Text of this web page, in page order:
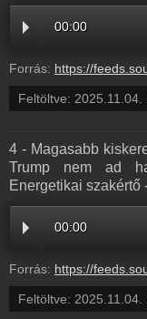
00:00
Forrás: https://feeds.soundcloud.com/stream/
Feltöltve: 2025.11.04.
4 - Magasabb
Trump nem ad
Energetikai szakértő
00:00
Forrás: https://feeds.soundcloud.com/stream/2206096343-radio1hungary-4-magasabb-
Feltöltve: 2025.11.04.